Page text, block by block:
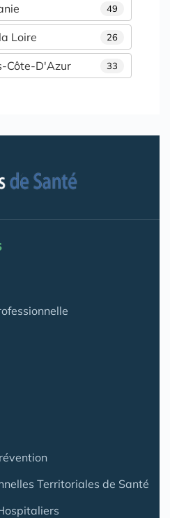
49
26
Loire
33
Côte-D'Azur
Territoriales de Santé